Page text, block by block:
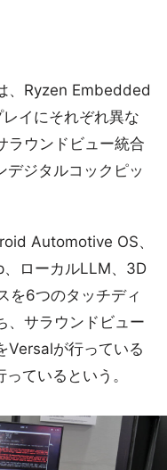
、Ryzen Embedded
イにそれぞれ異な
ラウンドビュー統合
ジタルコックピッ
Automotive OS、
ローカルLLM、3D
を6つのタッチディ
、サラウンドビュー
Versalが行っている
ているという。